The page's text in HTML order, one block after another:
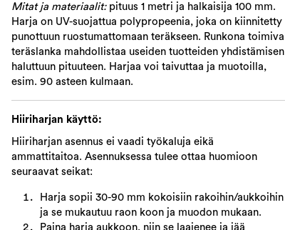
Mitat ja materiaalit:pituus 1 metri ja halkaisija 100 mm.
Harja on UV-suojattua polypropeenia, joka on kiinnitetty
punottuun ruostumattomaan teräkseen. Runkona toimiva
teräslanka mahdollistaa useiden tuotteiden yhdistämisen
haluttuun pituuteen. Harjaa voi taivuttaa ja muotoilla,
esim. 90 asteen kulmaan.
Hiiriharjan käyttö:
Hiiriharjan asennus ei vaadi työkaluja eikä
ammattitaitoa. Asennuksessa tulee ottaa huomioon
seuraavat seikat:
Harja sopii 30-90 mm kokoisiin rakoihin/aukkoihin
ja se mukautuu raon koon ja muodon mukaan.
Paina harja aukkoon, niin se laajenee ja jää